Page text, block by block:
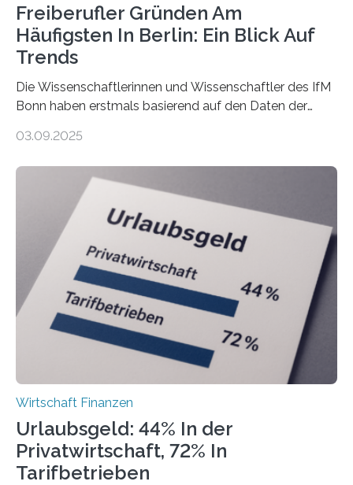
Freiberufler Gründen Am
Häufigsten In Berlin: Ein Blick Auf
Trends
Die Wissenschaftlerinnen und Wissenschaftler des IfM
Bonn haben erstmals basierend auf den Daten der
Landkreise mit den meisten Gründungen von
ist demnach Berlin. Betrachtet man nur die Gründungen
der Freiberuflerinnen, so liegt Leipzig an der Spitze. In
Berlin starteten in 2024 die meisten Personen in eine
eigene freiberufliche Existenz, dahinter folgten die
Städte Hamburg, München und Köln. Betrachtet man
hingegen die Existenzgründungsintensität – die Anzahl
der freiberuflichen Gründungen je…
03.09.2025
Wirtschaft Finanzen
Urlaubsgeld: 44% In der
Privatwirtschaft, 72% In
Tarifbetrieben